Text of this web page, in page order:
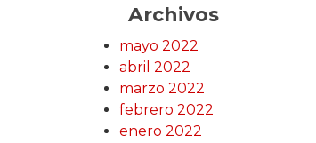
Archivos
mayo 2022
abril 2022
marzo 2022
febrero 2022
enero 2022